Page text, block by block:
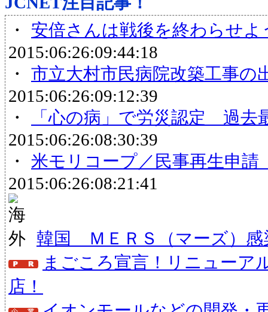
・ 安倍さんは戦後を終わらせ
2015:06:26:09:44:18
・ 市立大村市民病院改築工事
2015:06:26:09:12:39
・
「心の病」で労災認定 過去
2015:06:26:08:30:39
・ 米モリコープ／民事再生申
2015:06:26:08:21:41
韓国 ＭＥＲＳ（マーズ）感
まごころ宣言！リニューア
店！